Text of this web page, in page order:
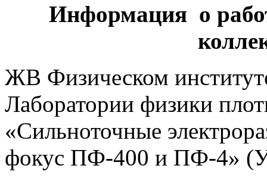
Информация о
ЖВ Физическом
Лаборатории физики
«Сильноточные
фокус ПФ-400 и ПФ-4»